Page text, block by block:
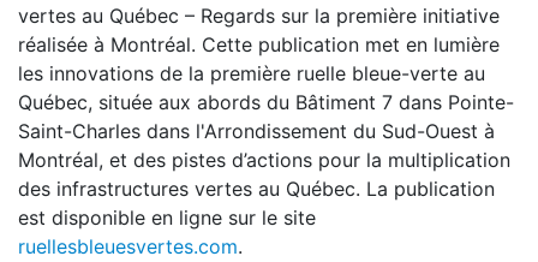
vertes au Québec – Regards sur la première initiative
réalisée à Montréal. Cette publication met en lumière
les innovations de la première ruelle bleue-verte au
Québec, située aux abords du Bâtiment 7 dans Pointe-
Saint-Charles dans l'Arrondissement du Sud-Ouest à
Montréal, et des pistes d’actions pour la multiplication
des infrastructures vertes au Québec. La publication
est disponible en ligne sur le site
ruellesbleuesvertes.com.